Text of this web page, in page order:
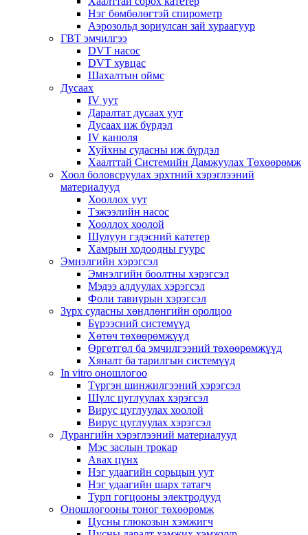
Нэг бөмбөлөгтэй спирометр
Аэрозольд зориулсан зай хураагуур
ГВТ эмчилгээ
DVT насос
DVT хувцас
Шахалтын оймс
Дусаах
IV уут
Даралтат дусаах уут
Дусаах иж бүрдэл
IV канюля
Хуйхны судасны иж бүрдэл
Хаалттай Системийн Дамжуулах Төхөөрөмж
Хоол боловсруулах эрхтний хэрэглээний
материалууд
Хооллох уут
Тэжээлийн насос
Хооллох хоолой
Шулуун гэдэсний катетер
Хамрын ходоодны гуурс
Эмнэлгийн хэрэгсэл
Эмнэлгийн боолтны хэрэгсэл
Мэдээ алдуулах хэрэгсэл
Фоли тавиурын хэрэгсэл
Зүрх судасны хөндлөнгийн оролцоо
Бүрээсний системүүд
Хөтөч төхөөрөмжүүд
Өргөтгөл ба эмчилгээний төхөөрөмжүүд
Хяналт ба тарилгын системүүд
In vitro оношлогоо
Түргэн шинжилгээний хэрэгсэл
Шүлс цуглуулах хэрэгсэл
Вирус цуглуулах хоолой
Вирус цуглуулах хэрэгсэл
Дурангийн хэрэглээний материалууд
Мэс заслын трокар
Авах цүнх
Нэг удаагийн сорьцын уут
Нэг удаагийн шарх татагч
Турп гогцооны электродууд
Оношлогооны тоног төхөөрөмж
Цусны глюкозын хэмжигч